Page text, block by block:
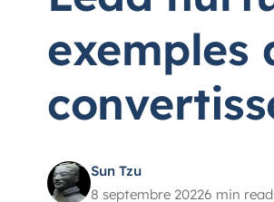
exemples
Sun Tzu
8 septembre 20226 min read